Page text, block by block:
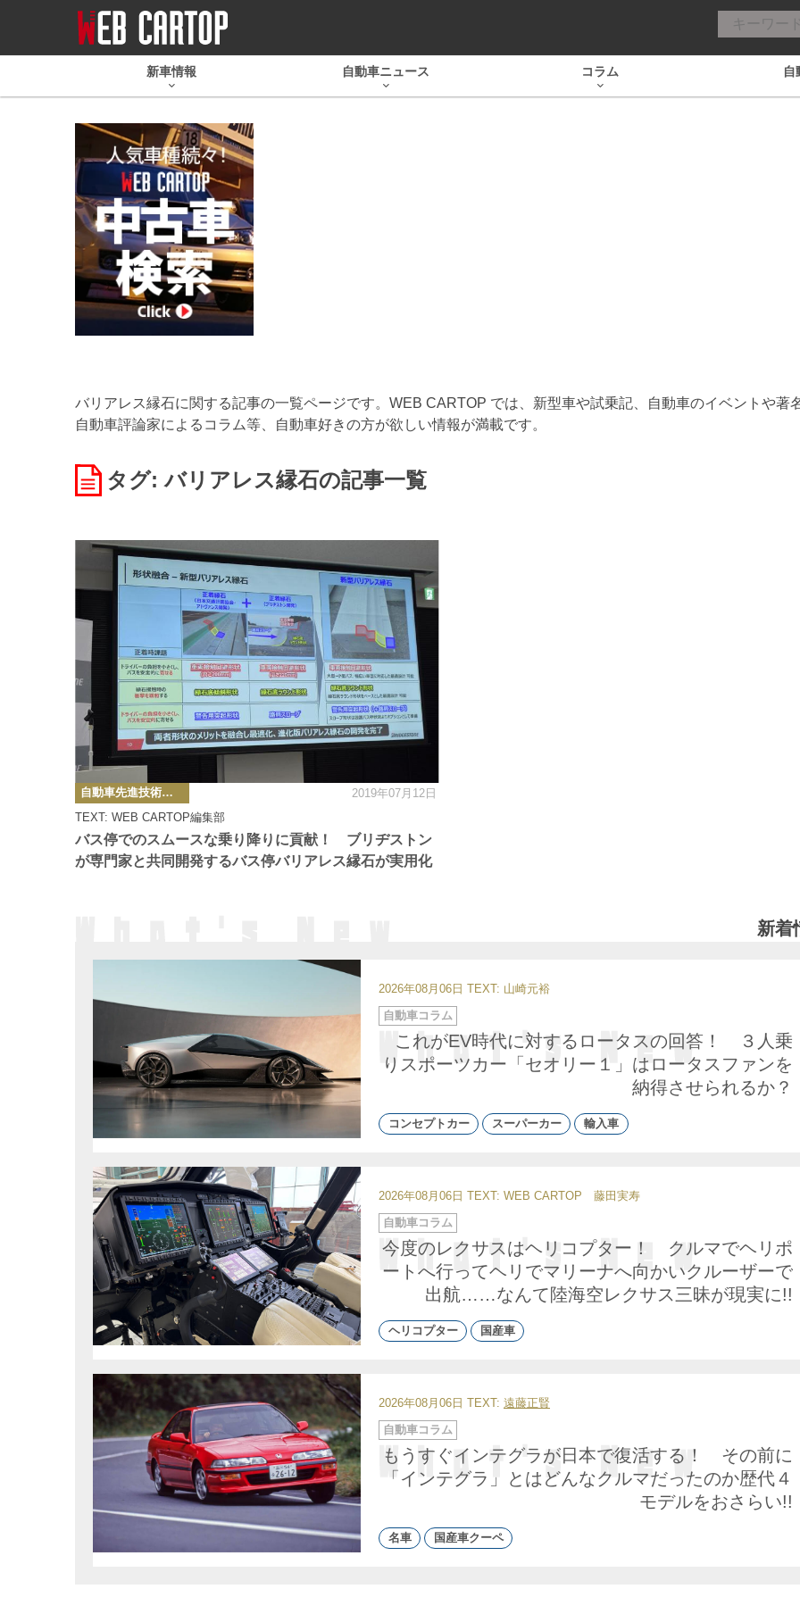
新車情報 自動車ニュース コラム 自
バリアレス縁石に関する記事の一覧ページです。WEB CARTOP では、新型車や試乗記、自動車のイベントや著
自動車評論家によるコラム等、自動車好きの方が欲しい情報が満載です。
タグ: バリアレス縁石の記事一覧
バス停でのスムースな乗り降りに貢献！ ブリヂストン
が専門家と共同開発するバス停バリアレス縁石が実用化
TEXT: WEB CARTOP編集部
カ
テ
ゴ
リ
自動車先進技術・テクノロジーニュース 2019年07月12日
新着
2026年08月06日 TEXT: 山崎元裕
これがEV時代に対するロータスの回答！ ３人乗
りスポーツカー「セオリー１」はロータスファンを
納得させられるか？
カ
テ
自動車コラム
コンセプトカー スーパーカー 輸入車
2026年08月06日 TEXT: WEB CARTOP 藤田実寿
今度のレクサスはヘリコプター！ クルマでヘリポ
ートへ行ってヘリでマリーナへ向かいクルーザーで
出航……なんて陸海空レクサス三昧が現実に!!
カ
テ
ゴ
リ
自動車コラム
ヘリコプター 国産車
2026年08月06日 TEXT: 遠藤正賢
もうすぐインテグラが日本で復活する！ その前に
「インテグラ」とはどんなクルマだったのか歴代４
モデルをおさらい!!
カ
テ
ゴ
リ
ー
自動車コラム
名車 国産車クーペ